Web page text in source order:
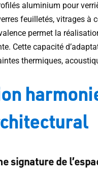
aluminium pour
feuilletés, vitrages à
permet la
Cette capacité
thermiques,
signature de